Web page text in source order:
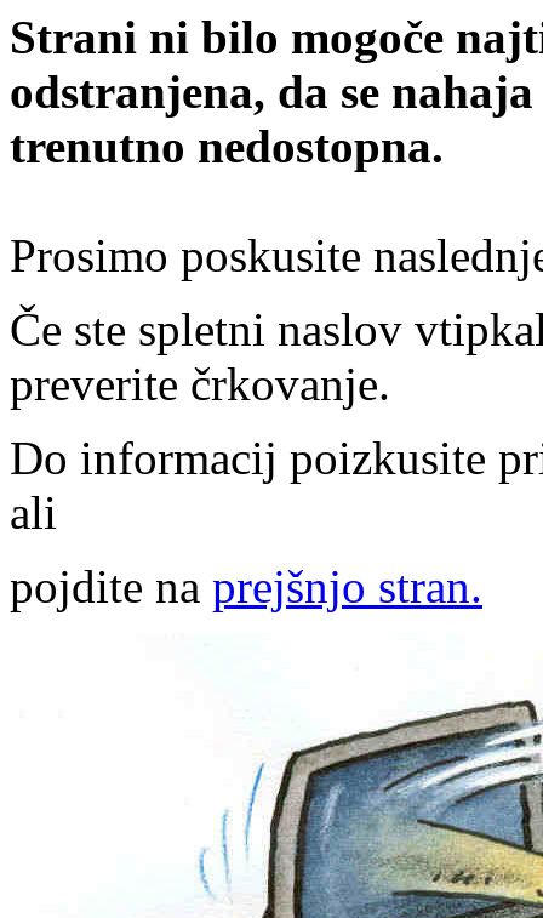
Strani ni bilo mogoče
odstranjena, da se
trenutno nedostopna.
Prosimo poskusite
Če ste spletni naslov
preverite črkovanje.
Do informacij poizkusite
ali
pojdite na prejšnjo stran.